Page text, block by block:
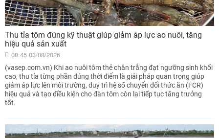
Thu tỉa tôm đúng kỹ thuật giúp giảm áp lực ao nuôi, tăng
hiệu quả sản xuất
08:45 03/08/2026
(vasep.com.vn) Khi ao nuôi tôm thẻ chân trắng đạt ngưỡng sinh khối
cao, thu tỉa từng phần đúng thời điểm là giải pháp quan trọng giúp
giảm áp lực lên môi trường, duy trì hệ số chuyển đổi thức ăn (FCR)
hiệu quả và tạo điều kiện cho đàn tôm còn lại tiếp tục tăng trưởng
tốt.